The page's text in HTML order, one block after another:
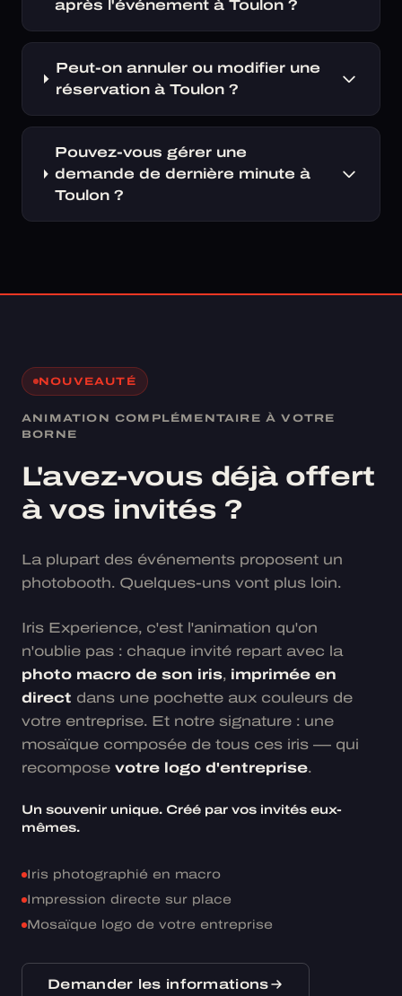
après l'événement à Toulon ?
Peut-on annuler ou modifier une
réservation à Toulon ?
Pouvez-vous gérer une
demande de dernière minute à
Toulon ?
NOUVEAUTÉ
ANIMATION COMPLÉMENTAIRE À VOTRE
BORNE
L'avez-vous déjà offert
à vos invités ?
La plupart des événements proposent un
photobooth. Quelques-uns vont plus loin.
Iris Experience, c'est l'animation qu'on
n'oublie pas : chaque invité repart avec la
photo macro de son iris, imprimée en
direct dans une pochette aux couleurs de
votre entreprise. Et notre signature : une
mosaïque composée de tous ces iris — qui
recompose votre logo d'entreprise.
Un souvenir unique. Créé par vos invités eux-
mêmes.
Iris photographié en macro
Impression directe sur place
Mosaïque logo de votre entreprise
Demander les informations